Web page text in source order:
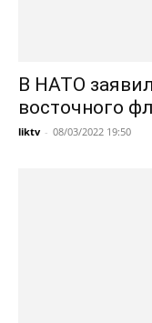
В НАТО
восточного
liktv - 08/03/2022 19:50